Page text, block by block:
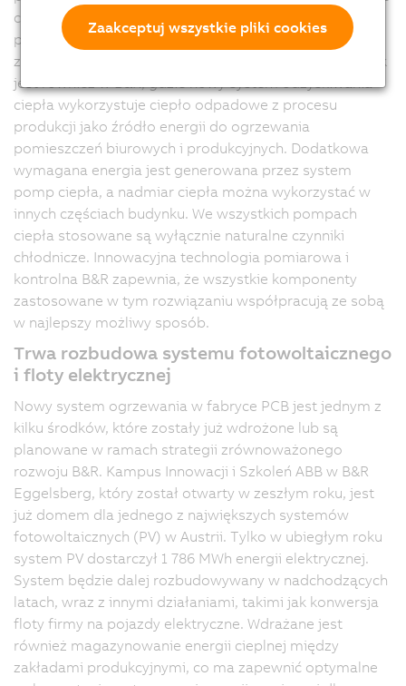
ciepła tkwi przede wszystkim w wykorzystaniu
przemysłowego ciepła odpadowego, co znacznie
zmniejsza zapotrzebowanie na energię elektryczną. Tak
jest również w B&R, gdzie nowy system odzyskiwania
ciepła wykorzystuje ciepło odpadowe z procesu
produkcji jako źródło energii do ogrzewania
pomieszczeń biurowych i produkcyjnych. Dodatkowa
wymagana energia jest generowana przez system
pomp ciepła, a nadmiar ciepła można wykorzystać w
innych częściach budynku. We wszystkich pompach
ciepła stosowane są wyłącznie naturalne czynniki
chłodnicze. Innowacyjna technologia pomiarowa i
kontrolna B&R zapewnia, że wszystkie komponenty
zastosowane w tym rozwiązaniu współpracują ze sobą
w najlepszy możliwy sposób.
Trwa rozbudowa systemu fotowoltaicznego
i floty elektrycznej
Nowy system ogrzewania w fabryce PCB jest jednym z
kilku środków, które zostały już wdrożone lub są
planowane w ramach strategii zrównoważonego
rozwoju B&R. Kampus Innowacji i Szkoleń ABB w B&R
Eggelsberg, który został otwarty w zeszłym roku, jest
już domem dla jednego z największych systemów
fotowoltaicznych (PV) w Austrii. Tylko w ubiegłym roku
system PV dostarczył 1 786 MWh energii elektrycznej.
System będzie dalej rozbudowywany w nadchodzących
latach, wraz z innymi działaniami, takimi jak konwersja
floty firmy na pojazdy elektryczne. Wdrażane jest
również magazynowanie energii cieplnej między
zakładami produkcyjnymi, co ma zapewnić optymalne
Zaakceptuj wszystkie pliki cookies